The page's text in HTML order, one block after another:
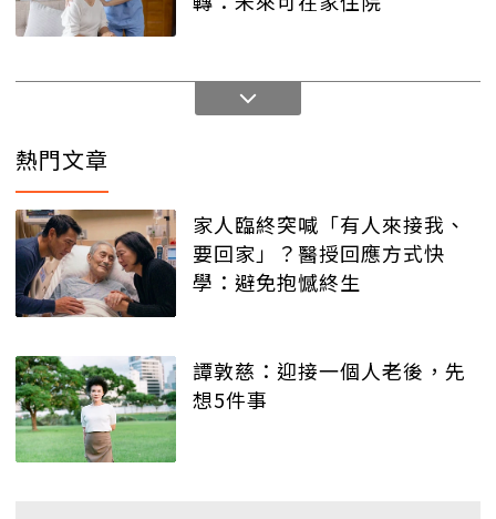
熱門文章
家人臨終突喊「有人來接我、
要回家」？醫授回應方式快
學：避免抱憾終生
譚敦慈：迎接一個人老後，先
想5件事